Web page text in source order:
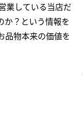
業している当店だ
か？という情報を
品物本来の価値を